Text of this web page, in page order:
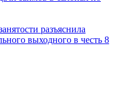
разъяснила
выходного в честь 8